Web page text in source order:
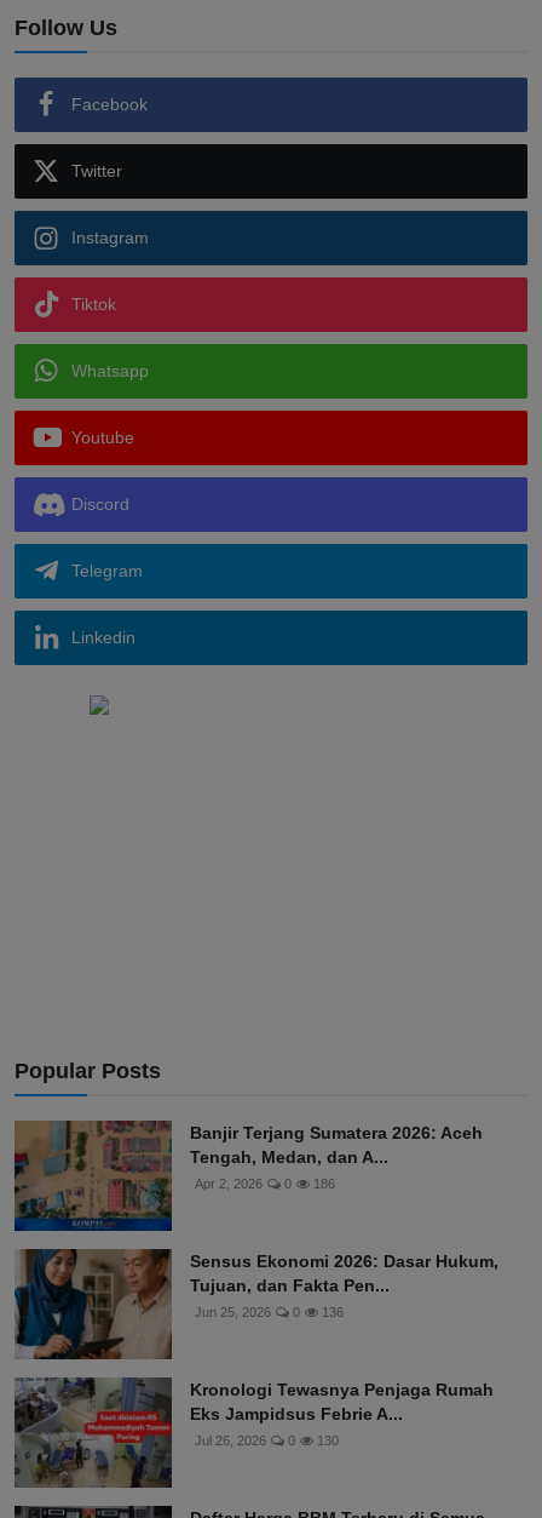
Follow Us
Facebook
Twitter
Instagram
Tiktok
Whatsapp
Youtube
Discord
Telegram
Linkedin
Popular Posts
Banjir Terjang Sumatera 2026: Aceh
Tengah, Medan, dan A...
Apr 2, 2026 0 186
Sensus Ekonomi 2026: Dasar Hukum,
Tujuan, dan Fakta Pen...
Jun 25, 2026 0 136
Kronologi Tewasnya Penjaga Rumah
Eks Jampidsus Febrie A...
Jul 26, 2026 0 130